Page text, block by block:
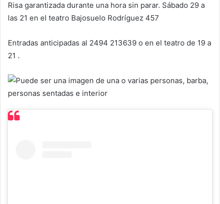
Risa garantizada durante una hora sin parar. Sábado 29 a
las 21 en el teatro Bajosuelo Rodríguez 457
Entradas anticipadas al 2494 213639 o en el teatro de 19 a
21 .